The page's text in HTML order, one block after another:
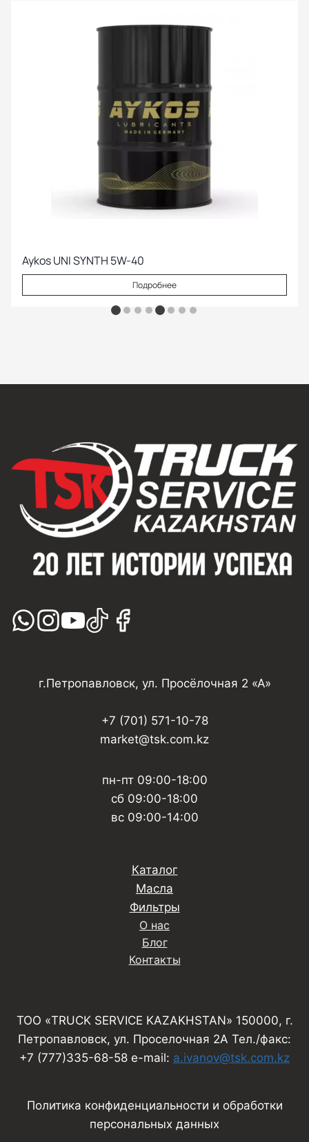
Aykos UNI SYNTH 5W-40
Подробнее
г.Петропавловск, ул. Просёлочная 2 «А»
+7 (701) 571-10-78
market@tsk.com.kz
пн-пт 09:00-18:00
сб 09:00-18:00
вс 09:00-14:00
Каталог
Масла
Фильтры
О нас
Блог
Контакты
ТОО «TRUCK SERVICE KAZAKHSTAN» 150000, г.
Петропавловск, ул. Проселочная 2А Тел./факс:
+7 (777)335-68-58 e-mail: a.ivanov@tsk.com.kz
Политика конфиденциальности и обработки
персональных данных